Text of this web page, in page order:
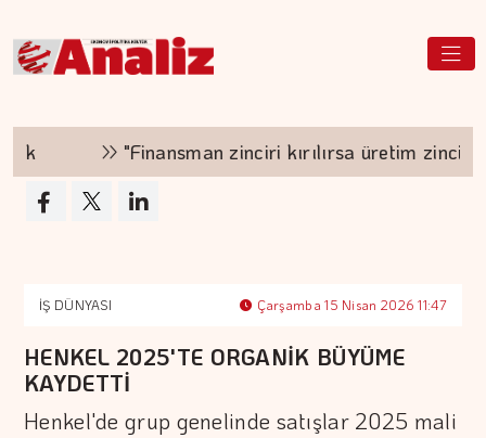
"Finansman zinciri kırılırsa üretim zinciri de
İŞ DÜNYASI Çarşamba 15 Nisan 2026 11:47
HENKEL 2025'TE ORGANİK BÜYÜME
KAYDETTİ
Henkel'de grup genelinde satışlar 2025 mali